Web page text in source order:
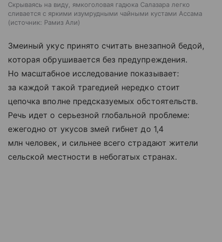
Скрываясь на виду, ямкоголовая гадюка Салазара легко
сливается с яркими изумрудными чайными кустами Ассама
источник: Рамиз Али
Змеиный укус принято считать внезапной бедой,
которая обрушивается без предупреждения.
Но масштабное исследование показывает:
за каждой такой трагедией нередко стоит
цепочка вполне предсказуемых обстоятельств.
Речь идет о серьезной глобальной проблеме:
ежегодно от укусов змей гибнет до 1,4
млн человек, и сильнее всего страдают жители
сельской местности в небогатых странах.